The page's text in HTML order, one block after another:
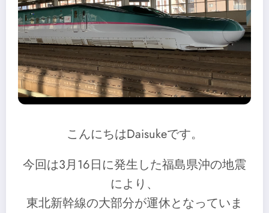
こんにちはDaisukeです。
今回は3月16日に発生した福島県沖の地震
により、
東北新幹線の大部分が運休となっていま